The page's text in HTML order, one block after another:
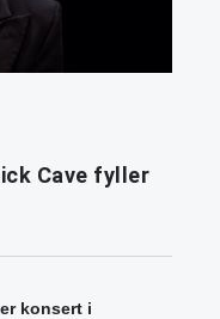
Cave fyller
konsert i